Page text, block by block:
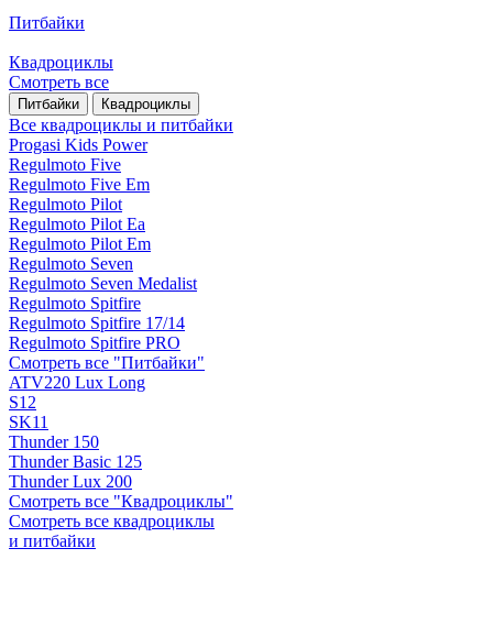
Питбайки
Квадроциклы
Смотреть все
Питбайки Квадроциклы
Все квадроциклы и питбайки
Progasi Kids Power
Regulmoto Five
Regulmoto Five Em
Regulmoto Pilot
Regulmoto Pilot Ea
Regulmoto Pilot Em
Regulmoto Seven
Regulmoto Seven Medalist
Regulmoto Spitfire
Regulmoto Spitfire 17/14
Regulmoto Spitfire PRO
Смотреть все "Питбайки"
ATV220 Lux Long
S12
SK11
Thunder 150
Thunder Basic 125
Thunder Lux 200
Смотреть все "Квадроциклы"
Смотреть все квадроциклы
и питбайки